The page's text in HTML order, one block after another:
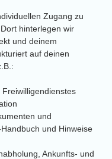
Zugang zu
hinterlegen wir
und deinem
auf deinen
und
und Hinweise
Ankunfts- und